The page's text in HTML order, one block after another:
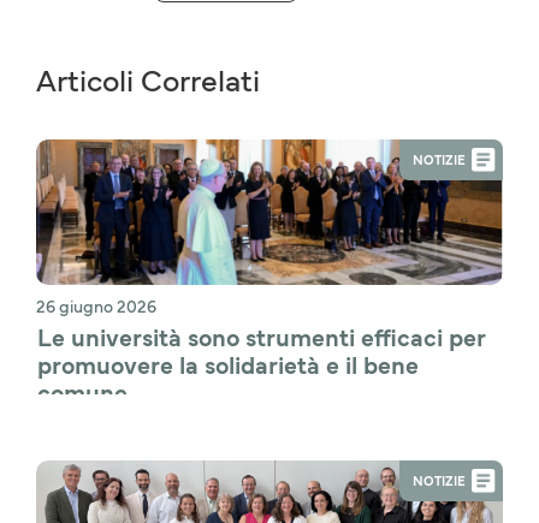
Articoli Correlati
NOTIZIE
26 giugno 2026
Le università sono strumenti efficaci per
promuovere la solidarietà e il bene
comune
NOTIZIE